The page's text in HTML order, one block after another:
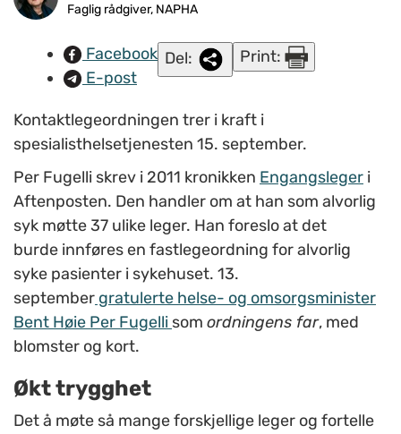
Faglig rådgiver, NAPHA
Facebook
E-post
Del: Print:
Kontaktlegeordningen trer i kraft i
spesialisthelsetjenesten 15. september.
Per Fugelli skrev i 2011 kronikken Engangsleger i
Aftenposten. Den handler om at han som alvorlig
syk møtte 37 ulike leger. Han foreslo at det
burde innføres en fastlegeordning for alvorlig
syke pasienter i sykehuset. 13.
september gratulerte helse- og omsorgsminister
Bent Høie Per Fugelli som ordningens far, med
blomster og kort.
Økt trygghet
Det å møte så mange forskjellige leger og fortelle